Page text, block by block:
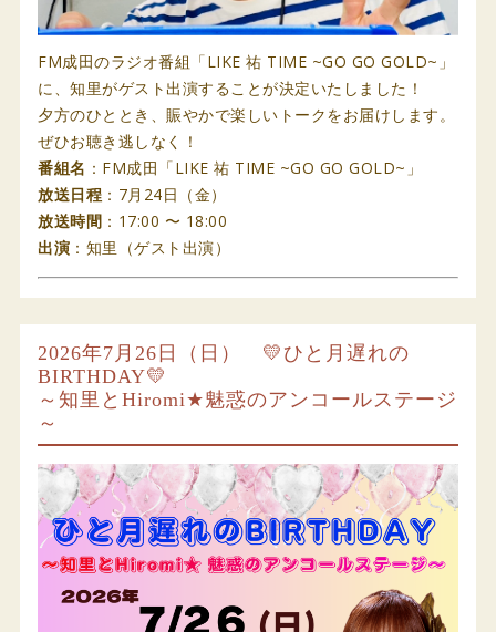
FM成田のラジオ番組「LIKE 祐 TIME ~GO GO GOLD~」
に、知里がゲスト出演することが決定いたしました！
夕方のひととき、賑やかで楽しいトークをお届けします。
ぜひお聴き逃しなく！
番組名 ：FM成田「LIKE 祐 TIME ~GO GO GOLD~」
放送日程 ：7月24日（金）
放送時間 ：17:00 〜 18:00
出演 ：知里（ゲスト出演）
2026年7月26日（日） 💛ひと月遅れの
BIRTHDAY💛
～知里とHiromi★魅惑のアンコールステージ
～